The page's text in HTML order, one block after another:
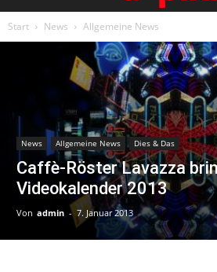
Start News Allgemeine News
News Allgemeine News Dies & Das
Caffè-Röster Lavazza
Videokalender 2013
Von admin - 7. Januar 2013